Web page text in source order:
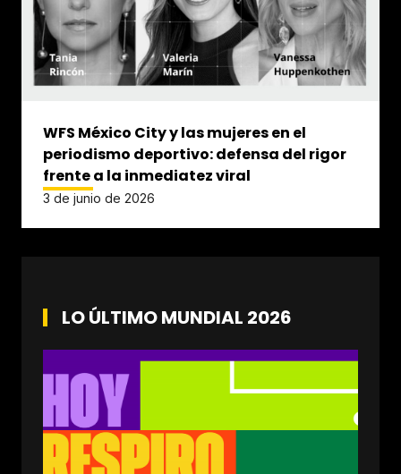
WFS México City y las mujeres en el
periodismo deportivo: defensa del rigor
frente a la inmediatez viral
3 de junio de 2026
LO ÚLTIMO MUNDIAL 2026